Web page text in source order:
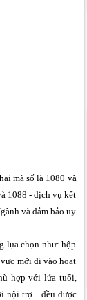
mã số là 1080 và
1088 - dịch vụ kết
và đảm bảo uy
lựa chọn như: hộp
mới đi vào hoạt
hợp với lứa tuổi,
nội trợ... đều được